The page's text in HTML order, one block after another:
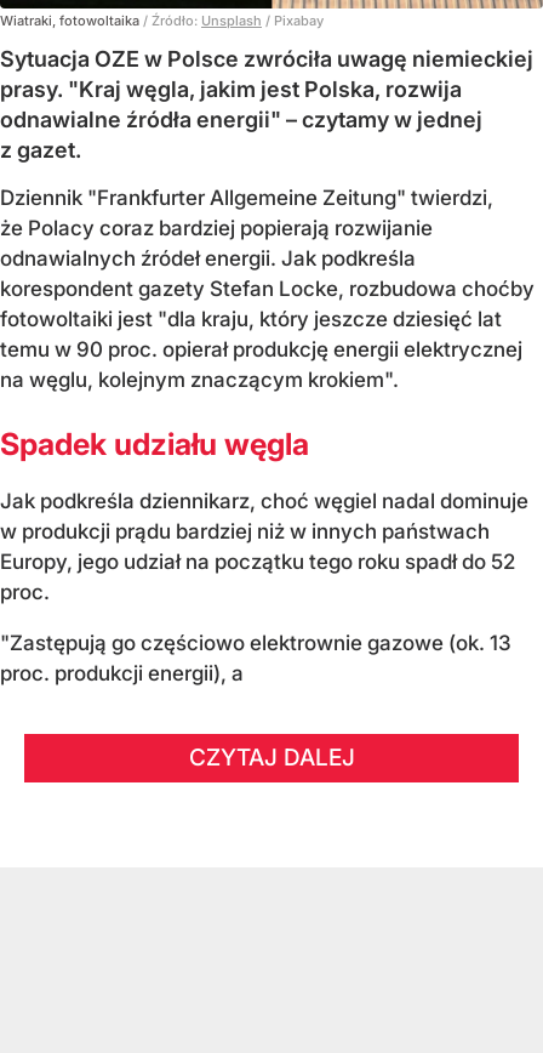
Wiatraki, fotowoltaika / Źródło: Unsplash / Pixabay
Sytuacja OZE w Polsce zwróciła uwagę niemieckiej
prasy. "Kraj węgla, jakim jest Polska, rozwija
odnawialne źródła energii" – czytamy w jednej
z gazet.
Dziennik "Frankfurter Allgemeine Zeitung" twierdzi,
że Polacy coraz bardziej popierają rozwijanie
odnawialnych źródeł energii. Jak podkreśla
korespondent gazety Stefan Locke, rozbudowa choćby
fotowoltaiki jest "dla kraju, który jeszcze dziesięć lat
temu w 90 proc. opierał produkcję energii elektrycznej
na węglu, kolejnym znaczącym krokiem".
Spadek udziału węgla
Jak podkreśla dziennikarz, choć węgiel nadal dominuje
w produkcji prądu bardziej niż w innych państwach
Europy, jego udział na początku tego roku spadł do 52
proc.
"Zastępują go częściowo elektrownie gazowe (ok. 13
proc. produkcji energii), a
CZYTAJ DALEJ